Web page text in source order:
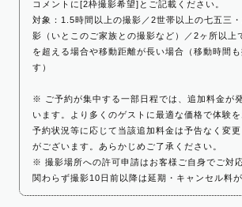
コメントに[2枠撮影希望]とご記載ください。
対象：1.5時間以上の撮影／2世帯以上の七五三
影（いとこのご家族との撮影など）／2ヶ所以上
を超える場合や移動距離が長い場合（移動時間
す）
※ ご予約が集中する一部日程では、追加料金が
います。より多くのゲストに最適な価格で体験を
予約状況等に応じて当該追加料金は予告なく変
がございます。あらかじめご了承ください。
※ 撮影場所への許可申請はお客様ご自身でご対
関わらず撮影10日前以降は延期・キャンセル料が